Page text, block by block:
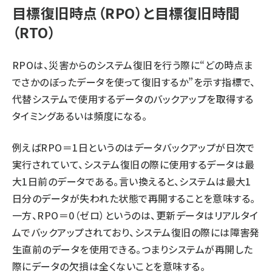
目標復旧時点（RPO）と目標復旧時間
（RTO）
RPOは、災害からのシステム復旧を行う際に“どの時点ま
でさかのぼったデータを使って復旧するか”を示す指標で、
代替システムで使用するデータのバックアップを取得する
タイミングあるいは頻度になる。
例えばRPO＝1日というのはデータバックアップが日次で
実行されていて、システム復旧の際に使用するデータは最
大1日前のデータである。言い換えると、システムは最大1
日分のデータが失われた状態で再開することを意味する。
一方、RPO＝0（ゼロ）というのは、更新データはリアルタイ
ムでバックアップされており、システム復旧の際には障害発
生直前のデータを使用できる。つまりシステムが再開した
際にデータの欠損は全くないことを意味する。